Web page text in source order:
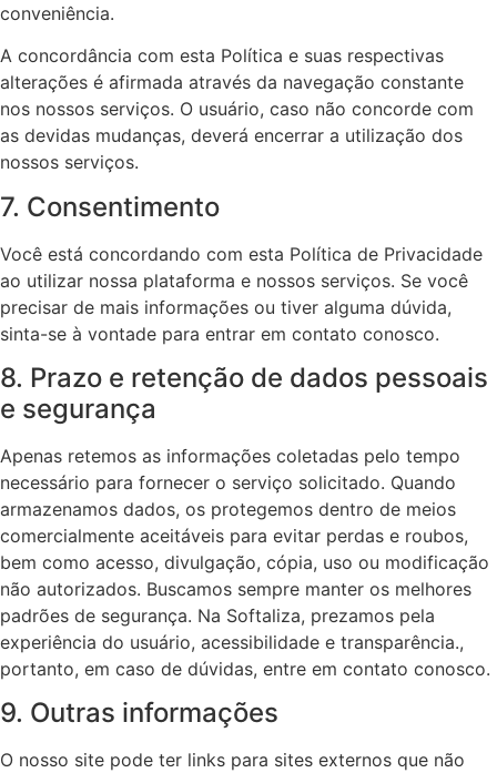
conveniência.
A concordância com esta Política e suas respectivas
alterações é afirmada através da navegação constante
nos nossos serviços. O usuário, caso não concorde com
as devidas mudanças, deverá encerrar a utilização dos
nossos serviços.
7. Consentimento
Você está concordando com esta Política de Privacidade
ao utilizar nossa plataforma e nossos serviços. Se você
precisar de mais informações ou tiver alguma dúvida,
sinta-se à vontade para entrar em contato conosco.
8. Prazo e retenção de dados pessoais
e segurança
Apenas retemos as informações coletadas pelo tempo
necessário para fornecer o serviço solicitado. Quando
armazenamos dados, os protegemos dentro de meios
comercialmente aceitáveis para evitar perdas e roubos,
bem como acesso, divulgação, cópia, uso ou modificação
não autorizados. Buscamos sempre manter os melhores
padrões de segurança. Na Softaliza, prezamos pela
experiência do usuário, acessibilidade e transparência.,
portanto, em caso de dúvidas, entre em contato conosco.
9. Outras informações
O nosso site pode ter links para sites externos que não